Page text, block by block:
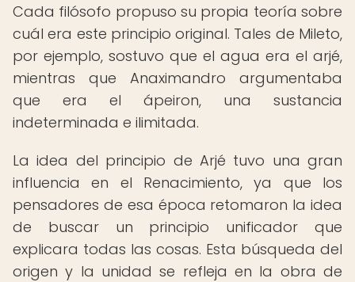
Cada filósofo propuso su propia teoría sobre
cuál era este principio original. Tales de Mileto,
por ejemplo, sostuvo que el agua era el arjé,
mientras que Anaximandro argumentaba
que era el ápeiron, una sustancia
indeterminada e ilimitada.
La idea del principio de Arjé tuvo una gran
influencia en el Renacimiento, ya que los
pensadores de esa época retomaron la idea
de buscar un principio unificador que
explicara todas las cosas. Esta búsqueda del
origen y la unidad se refleja en la obra de